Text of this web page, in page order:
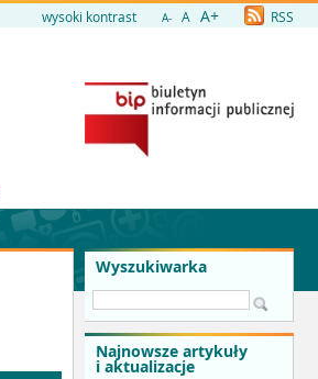
wysoki kontrast A- A A+ RSS
Wyszukiwarka
Najnowsze artykuły
i aktualizacje